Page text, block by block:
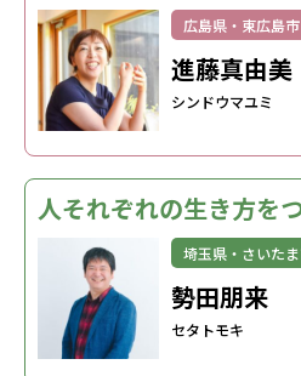
広島県・東広島市
進藤真由美
シンドウマユミ
人それぞれの生き方を
埼玉県・さいた
勢田朋来
セタトモキ